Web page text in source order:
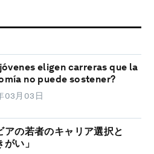
eligen carreras que la
no puede sostener?
03月03日
アの若者のキャリア選択と
がい」